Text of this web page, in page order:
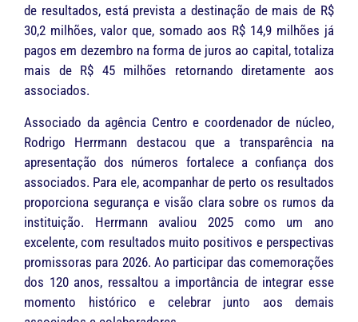
de resultados, está prevista a destinação de mais de R$
30,2 milhões, valor que, somado aos R$ 14,9 milhões já
pagos em dezembro na forma de juros ao capital, totaliza
mais de R$ 45 milhões retornando diretamente aos
associados.
Associado da agência Centro e coordenador de núcleo,
Rodrigo Herrmann destacou que a transparência na
apresentação dos números fortalece a confiança dos
associados. Para ele, acompanhar de perto os resultados
proporciona segurança e visão clara sobre os rumos da
instituição. Herrmann avaliou 2025 como um ano
excelente, com resultados muito positivos e perspectivas
promissoras para 2026. Ao participar das comemorações
dos 120 anos, ressaltou a importância de integrar esse
momento histórico e celebrar junto aos demais